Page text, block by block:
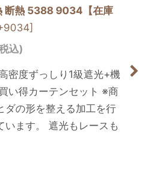
断熱 5388 9034【在庫
]
込)
密度ずっしり1級遮光+機
い得カーテンセット ※商
ダの形を整える加工を行
います。 遮光もレースも